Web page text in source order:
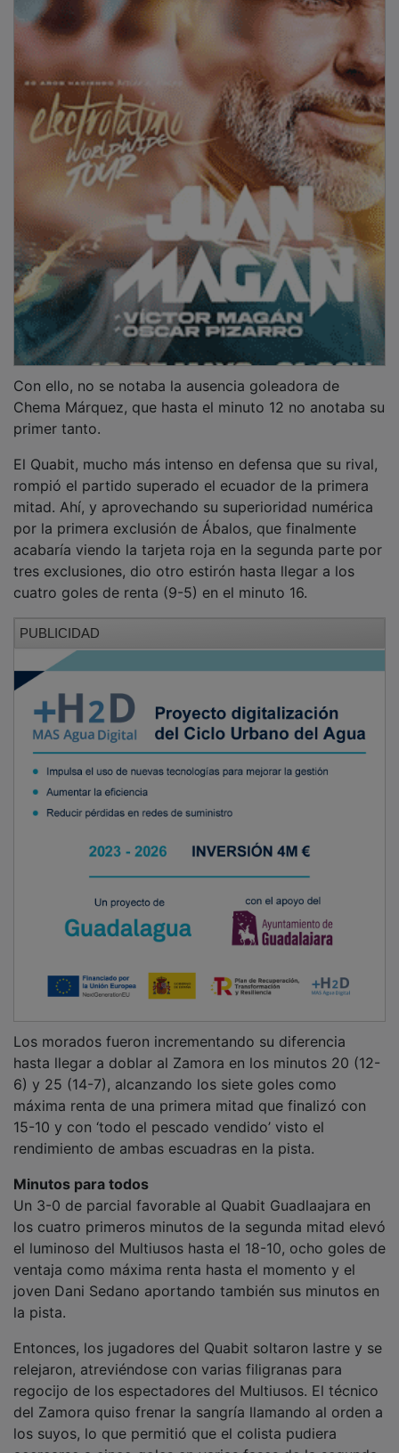
Chema Márquez, que hasta el minuto 12 no anotaba su
primer tanto.
rompió el partido superado el ecuador de la primera
mitad. Ahí, y aprovechando su superioridad numérica
por la primera exclusión de Ábalos, que finalmente
acabaría viendo la tarjeta roja en la segunda parte por
tres exclusiones, dio otro estirón hasta llegar a los
cuatro goles de renta (9-5) en el minuto 16.
hasta llegar a doblar al Zamora en los minutos 20 (12-
6) y 25 (14-7), alcanzando los siete goles como
máxima renta de una primera mitad que finalizó con
15-10 y con ‘todo el pescado vendido’ visto el
rendimiento de ambas escuadras en la pista.
Un 3-0 de parcial favorable al Quabit Guadlaajara en
los cuatro primeros minutos de la segunda mitad elevó
el luminoso del Multiusos hasta el 18-10, ocho goles de
ventaja como máxima renta hasta el momento y el
joven Dani Sedano aportando también sus minutos en
la pista.
relejaron, atreviéndose con varias filigranas para
regocijo de los espectadores del Multiusos. El técnico
del Zamora quiso frenar la sangría llamando al orden a
los suyos, lo que permitió que el colista pudiera
acercarse a cinco goles en varias fases de la segunda